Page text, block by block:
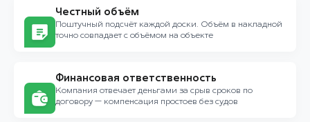
Честный объём
Поштучный подсчёт каждой доски. Объём в накладной
точно совпадает с объёмом на объекте
Финансовая ответственность
Компания отвечает деньгами за срыв сроков по
договору — компенсация простоев без судов